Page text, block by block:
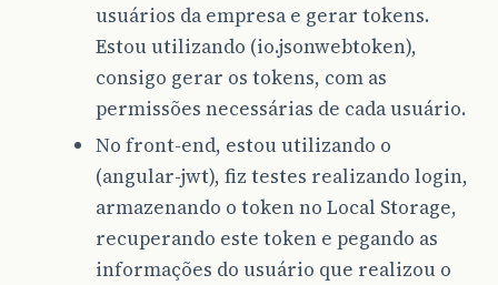
usuários da empresa e gerar tokens.
Estou utilizando (io.jsonwebtoken),
consigo gerar os tokens, com as
permissões necessárias de cada usuário.
No front-end, estou utilizando o
(angular-jwt), fiz testes realizando login,
armazenando o token no Local Storage,
recuperando este token e pegando as
informações do usuário que realizou o